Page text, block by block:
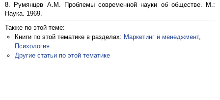
8. Румянцев А.М. Проблемы современной науки об обществе. М.:
Наука. 1969.
Также по этой теме:
Книги по этой тематике в разделах: Маркетинг и менеджмент,
Психология
Другие статьи по этой тематике